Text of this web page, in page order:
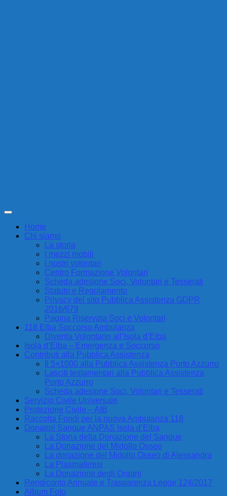
Home
Chi siamo
La storia
I mezzi mobili
I nostri volontari
Centro Formazione Volontari
Scheda adesione Soci, Volontari e Tesserati
Statuto e Regolamento
Privacy del sito Pubblica Assistenza GDPR
2016/679
Pagina Riservata Soci e Volontari
118 Elba Soccorso Ambulanza
Diventa Volontario all’Isola d’Elba
Isola d’Elba – Emergenza e Soccorso
Contributi alla Pubblica Assistenza
Il 5×1000 alla Pubblica Assistenza Porto Azzurro
Lasciti testamentari alla Pubblica Assistenza
Porto Azzurro
Scheda adesione Soci, Volontari e Tesserati
Servizio Civile Universale
Protezione Civile – AIB
Raccolta Fondi per la nuova Ambulanza 118
Donatori Sangue ANPAS Isola d’Elba
La Storia della Donazione del Sangue
La Donazione del Midollo Osseo
La donazione del Midollo Osseo di Alessandra
La Plasmaferesi
La Donazione degli Organi
Rendiconto Annuale e Trasparenza Legge 124/2017
Album Foto